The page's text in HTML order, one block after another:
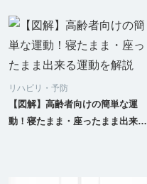
リハビリ・予防
【図解】高齢者向けの簡単な運
動！寝たまま・座ったまま出来る